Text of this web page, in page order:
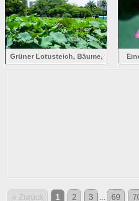
Lotusblätter
Grüner Lotusteich, Bäume,
« Zurück 1 2 3 ... 69